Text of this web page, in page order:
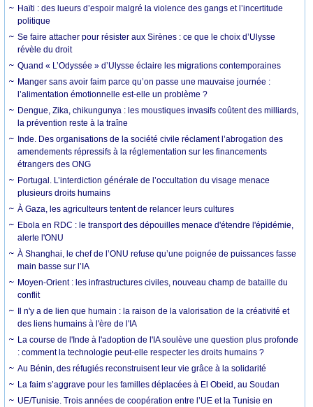
Haïti : des lueurs d’espoir malgré la violence des gangs et l’incertitude
politique
Se faire attacher pour résister aux Sirènes : ce que le choix d’Ulysse
révèle du droit
Quand « L’Odyssée » d’Ulysse éclaire les migrations contemporaines
Manger sans avoir faim parce qu’on passe une mauvaise journée :
l’alimentation émotionnelle est-elle un problème ?
Dengue, Zika, chikungunya : les moustiques invasifs coûtent des milliards,
la prévention reste à la traîne
Inde. Des organisations de la société civile réclament l’abrogation des
amendements répressifs à la réglementation sur les financements
étrangers des ONG
Portugal. L’interdiction générale de l’occultation du visage menace
plusieurs droits humains
À Gaza, les agriculteurs tentent de relancer leurs cultures
Ebola en RDC : le transport des dépouilles menace d'étendre l'épidémie,
alerte l'ONU
À Shanghai, le chef de l’ONU refuse qu’une poignée de puissances fasse
main basse sur l’IA
Moyen-Orient : les infrastructures civiles, nouveau champ de bataille du
conflit
Il n'y a de lien que humain : la raison de la valorisation de la créativité et
des liens humains à l'ère de l'IA
La course de l'Inde à l'adoption de l'IA soulève une question plus profonde
: comment la technologie peut-elle respecter les droits humains ?
Au Bénin, des réfugiés reconstruisent leur vie grâce à la solidarité
La faim s’aggrave pour les familles déplacées à El Obeid, au Soudan
UE/Tunisie. Trois années de coopération entre l’UE et la Tunisie en